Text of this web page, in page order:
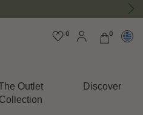
0 0
Outlet
Collection
Discover